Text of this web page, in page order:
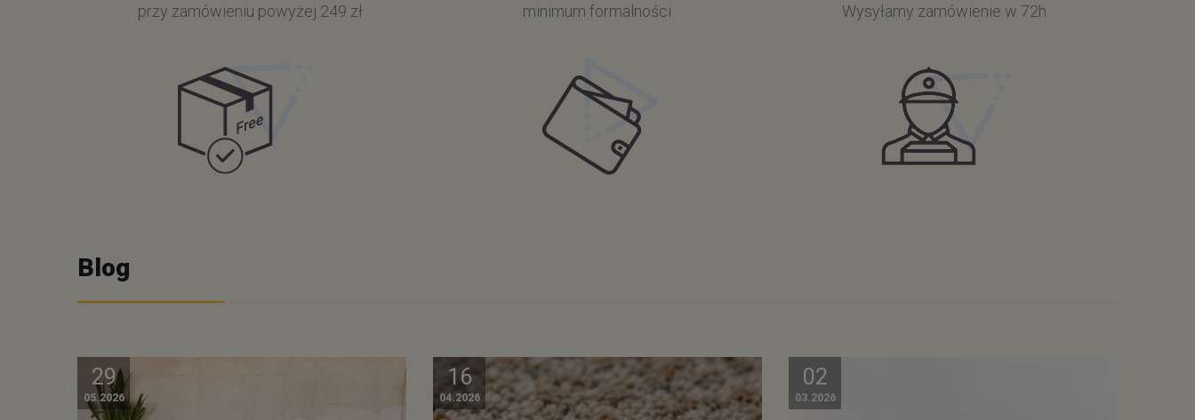
przy zamówieniu powyżej 249 zł minimum formalności Wysyłamy zamówienie w 72h
Blog
29
05.2026
16
04.2026
02
03.2026